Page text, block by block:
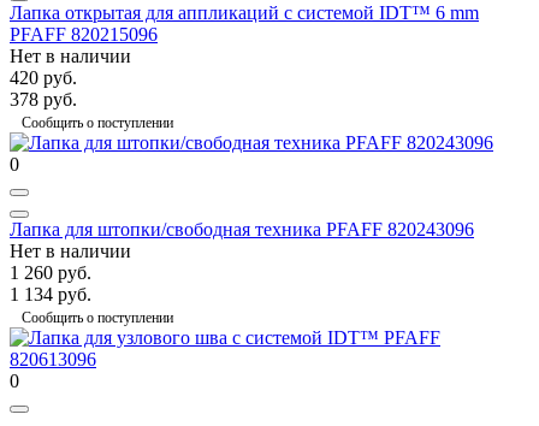
Лапка открытая для аппликаций с системой IDT™ 6 mm
PFAFF 820215096
Нет в наличии
420 руб.
378 руб.
Сообщить о поступлении
0
Лапка для штопки/свободная техника PFAFF 820243096
Нет в наличии
1 260 руб.
1 134 руб.
Сообщить о поступлении
0